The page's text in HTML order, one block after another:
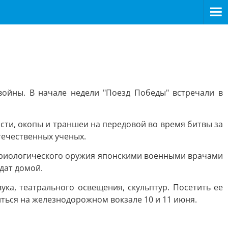
В начале недели "Поезд Победы" встречали в
окопы и траншеи на передовой во время битвы за
ученых.
оружия японскими военными врачами
домой.
театрального освещения, скульптур. Посетить ее
на железнодорожном вокзале 10 и 11 июня.